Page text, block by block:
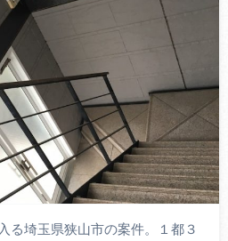
る埼玉県狭山市の案件。１都３